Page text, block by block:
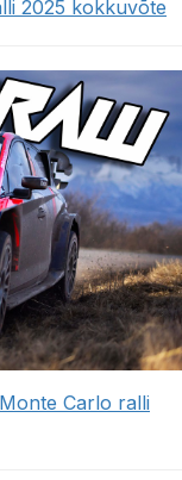
2025 kokkuvõte
Carlo ralli